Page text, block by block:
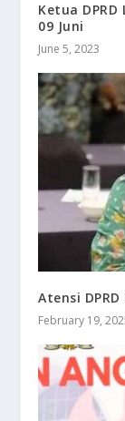
Ketua
09 Juni
June 5, 2023
Atensi
February 19,